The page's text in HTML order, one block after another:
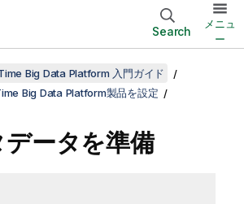
Search
メニュ
ー
Big Data Platform 入門ガイド
Big Data Platform製品を設定
ータを準備